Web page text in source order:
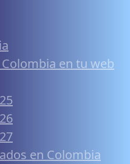
en tu web
en Colombia